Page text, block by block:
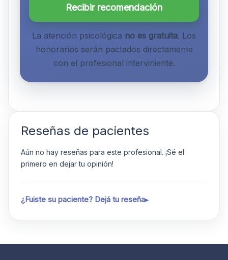
Recibir recomendación
La atención psicológica no es gratuita. Los
honorarios serán pactados directamente
con el profesional interviniente.
Reseñas de pacientes
Aún no hay reseñas para este profesional. ¡Sé el
primero en dejar tu opinión!
¿Fuiste su paciente? Dejá tu reseña